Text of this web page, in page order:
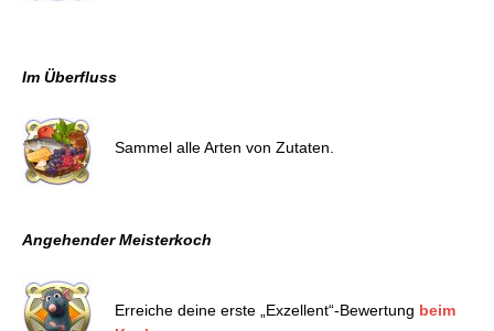
Im Überfluss
Sammel alle Arten von Zutaten.
Angehender Meisterkoch
Erreiche deine erste „Exzellent“-Bewertung beim